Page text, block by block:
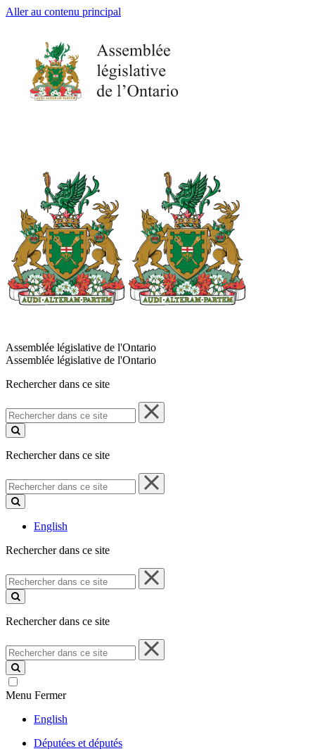
Aller au contenu principal
Assemblée législative de l'Ontario
Assemblée législative de l'Ontario
Rechercher dans ce site
Rechercher
dans
ce
Rechercher dans ce site
Rechercher
dans
ce
English
Rechercher dans ce site
Rechercher
dans
ce
Rechercher dans ce site
Rechercher
dans
ce
site
Menu Fermer
English
Députées et députés